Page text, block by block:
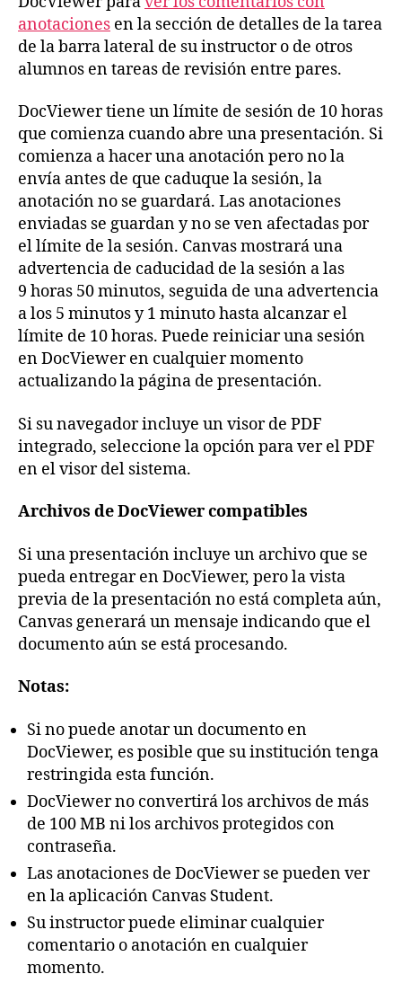
anotaciones en la sección de detalles de la tarea
de la barra lateral de su instructor o de otros
alumnos en tareas de revisión entre pares.
DocViewer tiene un límite de sesión de 10 horas
que comienza cuando abre una presentación. Si
comienza a hacer una anotación pero no la
envía antes de que caduque la sesión, la
anotación no se guardará. Las anotaciones
enviadas se guardan y no se ven afectadas por
el límite de la sesión. Canvas mostrará una
advertencia de caducidad de la sesión a las
9 horas 50 minutos, seguida de una advertencia
a los 5 minutos y 1 minuto hasta alcanzar el
límite de 10 horas. Puede reiniciar una sesión
en DocViewer en cualquier momento
actualizando la página de presentación.
Si su navegador incluye un visor de PDF
integrado, seleccione la opción para ver el PDF
en el visor del sistema.
Archivos de DocViewer compatibles
Si una presentación incluye un archivo que se
pueda entregar en DocViewer, pero la vista
previa de la presentación no está completa aún,
Canvas generará un mensaje indicando que el
documento aún se está procesando.
Notas:
Si no puede anotar un documento en
DocViewer, es posible que su institución tenga
restringida esta función.
DocViewer no convertirá los archivos de más
de 100 MB ni los archivos protegidos con
contraseña.
Las anotaciones de DocViewer se pueden ver
en la aplicación Canvas Student.
Su instructor puede eliminar cualquier
comentario o anotación en cualquier
momento.